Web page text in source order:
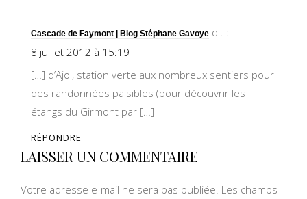
Cascade de Faymont | Blog Stéphane Gavoye dit :
8 juillet 2012 à 15:19
[…] d’Ajol, station verte aux nombreux sentiers pour
des randonnées paisibles (pour découvrir les
étangs du Girmont par […]
RÉPONDRE
LAISSER UN COMMENTAIRE
Votre adresse e-mail ne sera pas publiée. Les champs